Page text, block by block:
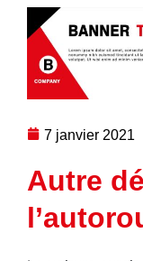
7 janvier 2021
Autre